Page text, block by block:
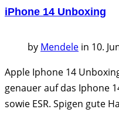
iPhone 14 Unboxing
by Mendele in 10.
Apple Iphone 14
genauer auf das Iphone
sowie ESR. Spigen gute